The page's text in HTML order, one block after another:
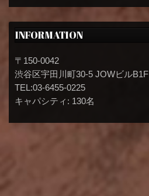
INFORMATION
〒150-0042
渋谷区宇田川町30-5 JOWビルB1F
TEL:03-6455-0225
キャパシティ: 130名